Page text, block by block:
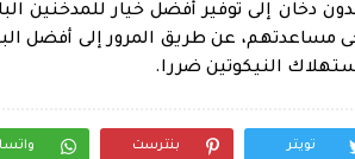
دخان إلى توفير أفضل خيار للمدخنين
مساعدتهم، عن طريق المرور إلى أفضل
النيكوتين ضررا.
تويتر بنترست